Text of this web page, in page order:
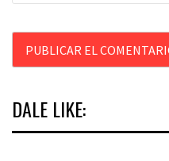
DALE LIKE: